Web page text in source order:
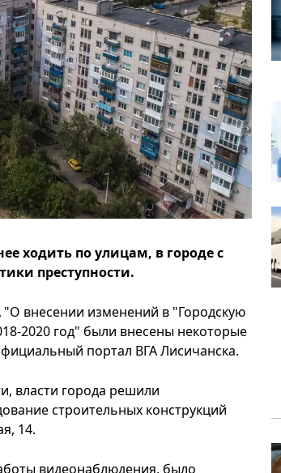
ходить по улицам, в городе с
преступности.
внесении изменений в "Городскую
2020 год" были внесены некоторые
портал ВГА Лисичанска.
власти города решили
строительных конструкций
14.
видеонаблюдения, было